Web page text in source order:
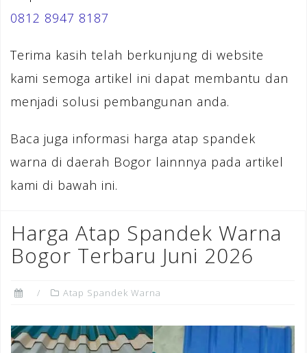
0812 8947 8187
Terima kasih telah berkunjung di website
kami semoga artikel ini dapat membantu dan
menjadi solusi pembangunan anda.
Baca juga informasi harga atap spandek
warna di daerah Bogor lainnnya pada artikel
kami di bawah ini.
Harga Atap Spandek Warna
Bogor Terbaru Juni 2026
Atap Spandek Warna